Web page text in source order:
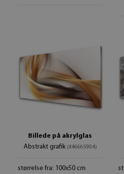
Billede på akrylglas
Abstrakt grafik (#46665904)
størrelse fra: 100x50 cm